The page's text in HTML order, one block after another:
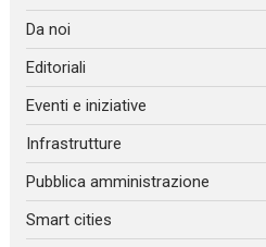
Da noi
Editoriali
Eventi e iniziative
Infrastrutture
Pubblica amministrazione
Smart cities